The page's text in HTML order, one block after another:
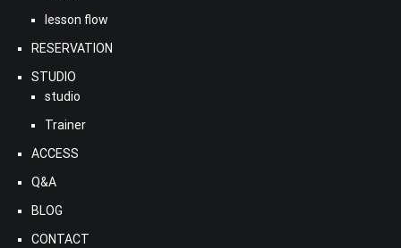
lesson flow
RESERVATION
STUDIO
studio
Trainer
ACCESS
Q&A
BLOG
CONTACT